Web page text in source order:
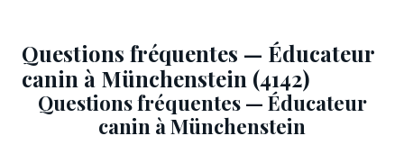
Questions fréquentes — Éducateur
canin à Münchenstein (4142)
Questions fréquentes — Éducateur
canin à Münchenstein